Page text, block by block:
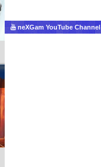
neXGam YouTube Channel